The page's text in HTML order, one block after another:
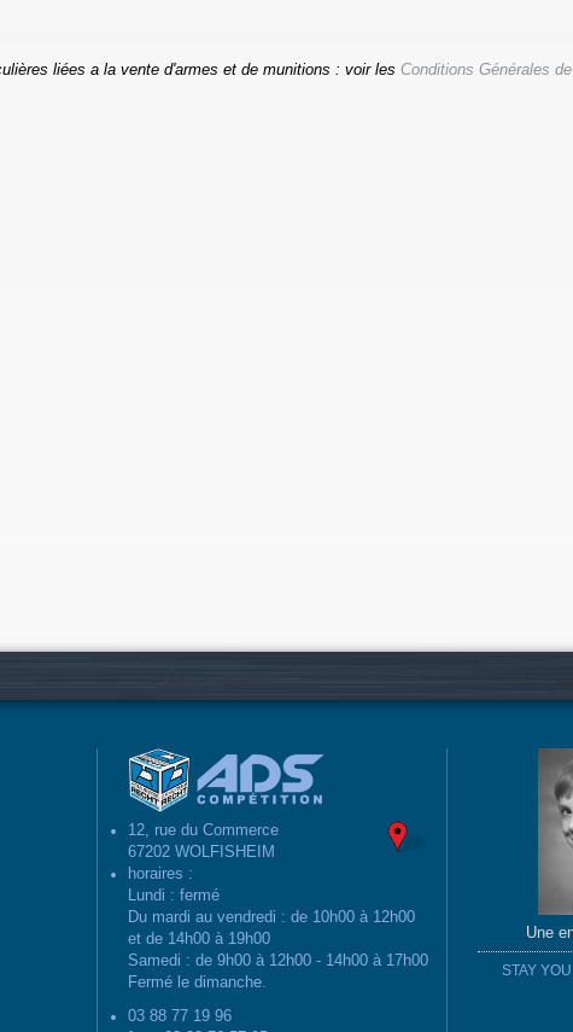
liées a la vente d'armes et de munitions : voir les Conditions Générales
12, rue du Commerce
67202 WOLFISHEIM
horaires :
Lundi : fermé
Du mardi au vendredi : de 10h00 à 12h00
et de 14h00 à 19h00
Samedi : de 9h00 à 12h00 - 14h00 à 17h00
Fermé le dimanche.
03 88 77 19 96
Une
STAY